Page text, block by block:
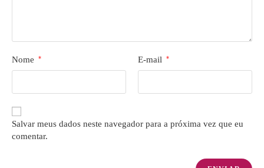
Nome * E-mail *
Salvar meus dados neste navegador para a próxima vez que eu
comentar.